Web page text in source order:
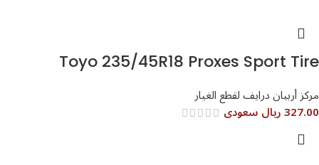
Toyo 235/45R18 Proxes Sport Tire
مركز أربيان درايف لقطع الغيار
327.00 ريال سعودى